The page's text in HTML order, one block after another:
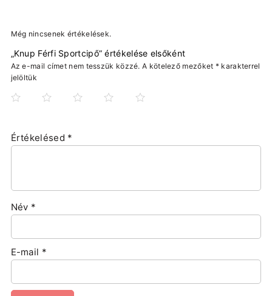
Még nincsenek értékelések.
„Knup Férfi Sportcipő” értékelése elsőként
Az e-mail címet nem tesszük közzé. A kötelező mezőket * karakterrel
jelöltük
Értékelésed *
Név *
E-mail *